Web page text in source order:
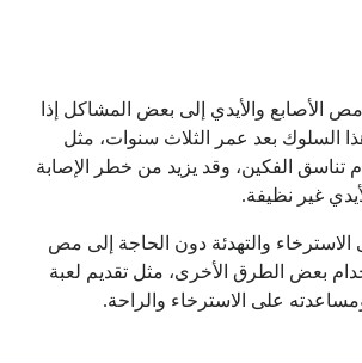
الأصابع والأيدي إلى بعض المشاكل إذا
السلوك بعد عمر الثلاث سنوات، مثل
تناسق الفكين، وقد يزيد من خطر الإصابة
غير نظيفة.
والتهدئة دون الحاجة إلى مص
بعض الطرق الأخرى، مثل تقديم لعبة
ومساعدته على الاسترخاء والراحة.